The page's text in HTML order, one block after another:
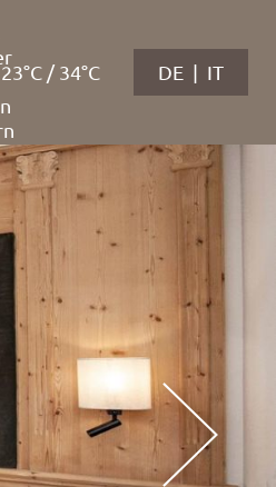
23°C / 34°C DE IT